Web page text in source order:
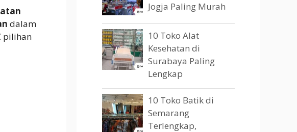
dalam
pilihan
Jogja Paling Murah
10 Toko Alat
Kesehatan di
Surabaya Paling
Lengkap
10 Toko Batik di
Semarang
Terlengkap,